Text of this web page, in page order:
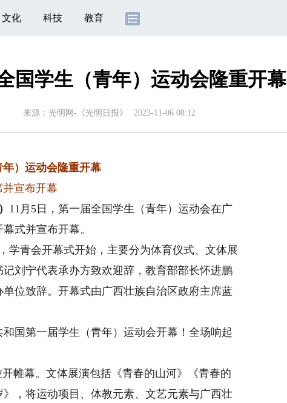
文化 科技 教育
国学生（青年）运动会隆重开幕
来源： 光明网-《光明日报》 2023-11-06 08:12
）运动会隆重开幕
宣布开幕
11月5日，第一届全国学生（青年）运动会在广
式并宣布开幕。
青会开幕式开始，主要分为体育仪式、文体展
刘宁代表承办方致欢迎辞，教育部部长怀进鹏
位致辞。开幕式由广西壮族自治区政府主席蓝
国第一届学生（青年）运动会开幕！全场响起
幕。文体展演包括《青春的山河》《青春的
，将运动项目、体教元素、文艺元素与广西壮